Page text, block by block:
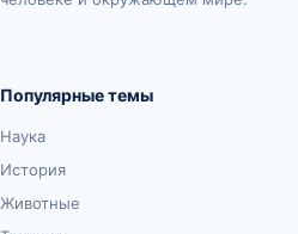
Популярные темы
Наука
История
Животные